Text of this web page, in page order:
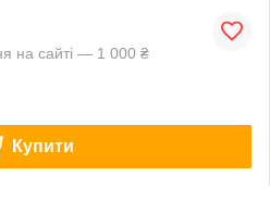
на сайті — 1 000 ₴
Купити